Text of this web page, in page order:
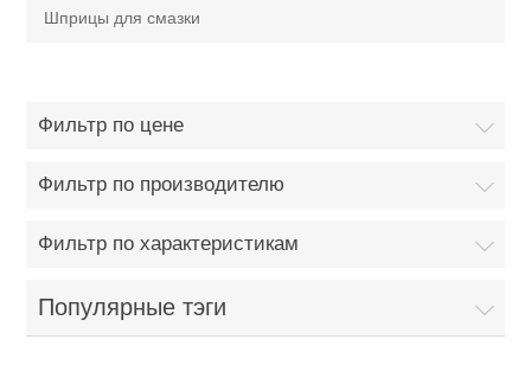
Шприцы для смазки
Фильтр по цене
Фильтр по производителю
Фильтр по характеристикам
Популярные тэги